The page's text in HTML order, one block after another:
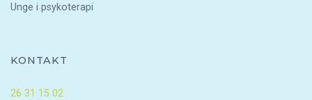
Unge i psykoterapi
KONTAKT
26 31 15 02